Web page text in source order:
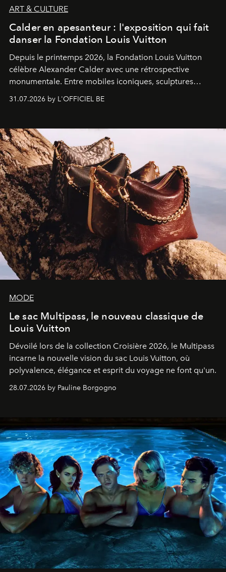
ART & CULTURE
Calder en apesanteur : l'exposition qui fait
danser la Fondation Louis Vuitton
Depuis le printemps 2026, la Fondation Louis Vuitton
célèbre Alexander Calder avec une rétrospective
monumentale. Entre mobiles iconiques, sculptures
monumentales et poésie du mouvement, l'artiste
américain investit les espaces imaginés par Frank Gehry
sculpture.
31.07.2026 by L'OFFICIEL BE
MODE
Le sac Multipass, le nouveau classique de
Louis Vuitton
Dévoilé lors de la collection Croisière 2026, le Multipass
incarne la nouvelle vision du sac Louis Vuitton, où
polyvalence, élégance et esprit du voyage ne font qu'un.
28.07.2026 by Pauline Borgogno